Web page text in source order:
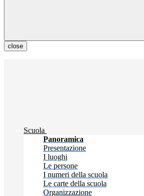
close
Scuola
Panoramica
Presentazione
I luoghi
Le persone
I numeri della scuola
Le carte della scuola
Organizzazione